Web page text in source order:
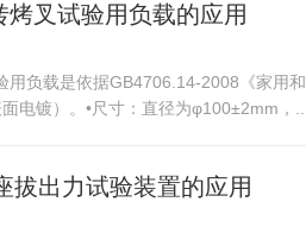
叉试验用负载的应用
负载是依据GB4706.14-2008《家用
电镀）。•尺寸：直径为φ100±2mm，...
拔出力试验装置的应用